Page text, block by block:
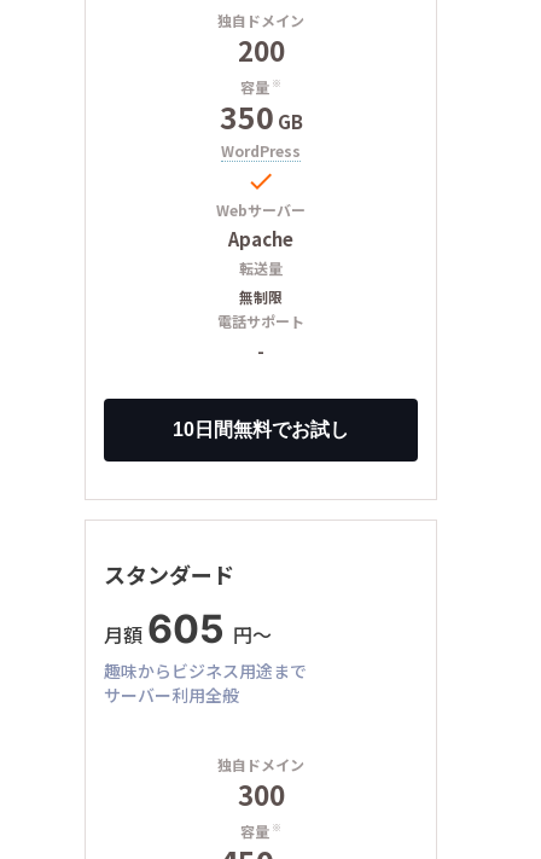
独自ドメイン
200
容量 ※
350 GB
WordPress

Webサーバー
Apache
転送量
無制限
電話サポート
-
スタンダード
月額 605 円〜
趣味からビジネス用途まで
サーバー利用全般
独自ドメイン
300
容量 ※